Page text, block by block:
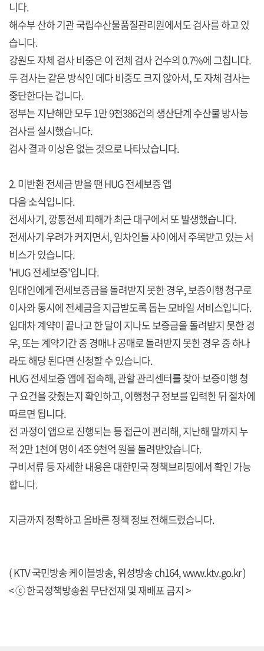
니다.
해수부 산하 기관 국립수산물품질관리원에서도 검사를 하고 있
습니다.
강원도 자체 검사 비중은 이 전체 검사 건수의 0.7%에 그칩니다.
두 검사는 같은 방식인 데다 비중도 크지 않아서, 도 자체 검사는
중단한다는 겁니다.
정부는 지난해만 모두 1만 9천386건의 생산단계 수산물 방사능
검사를 실시했습니다.
검사 결과 이상은 없는 것으로 나타났습니다.
2. 미반환 전세금 받을 땐 HUG 전세보증 앱
다음 소식입니다.
전세사기, 깡통전세 피해가 최근 대구에서 또 발생했습니다.
전세사기 우려가 커지면서, 임차인들 사이에서 주목받고 있는 서
비스가 있습니다.
'HUG 전세보증'입니다.
임대인에게 전세보증금을 돌려받지 못한 경우, 보증이행 청구로
이사와 동시에 전세금을 지급받도록 돕는 모바일 서비스입니다.
임대차 계약이 끝나고 한 달이 지나도 보증금을 돌려받지 못한 경
우, 또는 계약기간 중 경매나 공매로 돌려받지 못한 경우 중 하나
라도 해당 된다면 신청할 수 있습니다.
HUG 전세보증 앱에 접속해, 관할 관리센터를 찾아 보증이행 청
구 요건을 갖췄는지 확인하고, 이행청구 정보를 입력한 뒤 절차에
따르면 됩니다.
전 과정이 앱으로 진행되는 등 접근이 편리해, 지난해 말까지 누
적 2만 1천여 명이 4조 9천억 원을 돌려받았습니다.
구비서류 등 자세한 내용은 대한민국 정책브리핑에서 확인 가능
합니다.
지금까지 정확하고 올바른 정책 정보 전해드렸습니다.
( KTV 국민방송 케이블방송, 위성방송 ch164,www.ktv.go.kr)
< ⓒ 한국정책방송원 무단전재 및 재배포 금지 >